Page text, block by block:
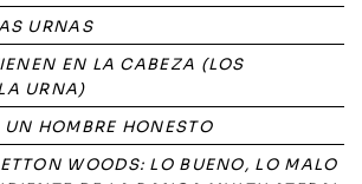
URNAS
EN LA CABEZA (LOS
URNA)
HOMBRE HONESTO
WOODS: LO BUENO, LO MALO